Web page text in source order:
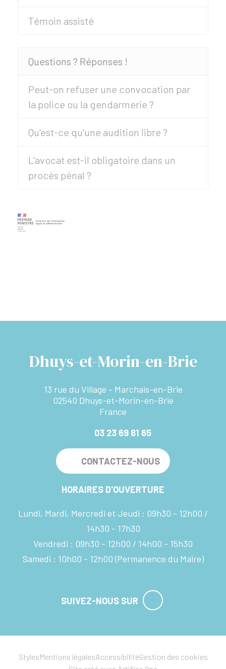
Témoin assisté
Questions ? Réponses !
Peut-on refuser une convocation par
la police ou la gendarmerie ?
Qu'est-ce qu'une audition libre ?
L'avocat est-il obligatoire dans un
procès pénal ?
Dhuys-et-Morin-en-Brie
13 rue du Village - Marchais-en-Brie
02540 Dhuys-et-Morin-en-Brie
France
03 23 69 81 65
CONTACTEZ-NOUS
HORAIRES D'OUVERTURE
Lundi, Mardi, Mercredi et Jeudi : 09h30 - 12h00
14h30 - 17h30
Vendredi : 09h30 - 12h00
14h00 - 15h30
Samedi : 10h00 - 12h00 (Permanence du Maire)
SUIVEZ-NOUS SUR
StylesMentions légalesAccessibilitéGestion des cookies